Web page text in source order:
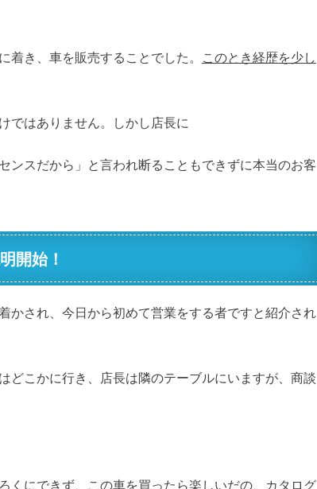
き、車を販売することでした。
このとき経歴を少し
ではありません。しかし店長に
ンスだから」と言われ断ることもできずに本当のお客
開始！
かされ、今日から初めて営業をする者ですと紹介され
どこかに行き、店長は隣のテーブルにいますが、商談
くにできず、この車を買ったら楽しいだの、カタログ